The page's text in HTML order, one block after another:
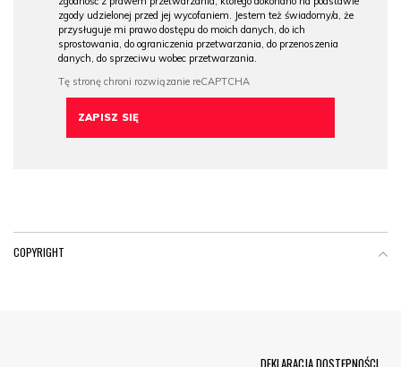
zgody udzielonej przed jej wycofaniem. Jestem też świadomy/a, że
przysługuje mi prawo dostępu do moich danych, do ich
sprostowania, do ograniczenia przetwarzania, do przenoszenia
danych, do sprzeciwu wobec przetwarzania.
COPYRIGHT
DEKLARACJA DOSTĘPNOŚCI